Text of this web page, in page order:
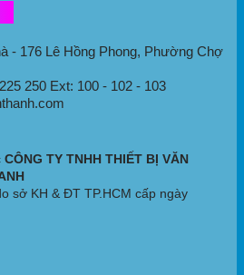
- 176 Lê Hồng Phong, Phường Chợ
250 Ext: 100 - 102 - 103
CÔNG TY TNHH THIẾT BỊ VĂN
sở KH & ĐT TP.HCM cấp ngày